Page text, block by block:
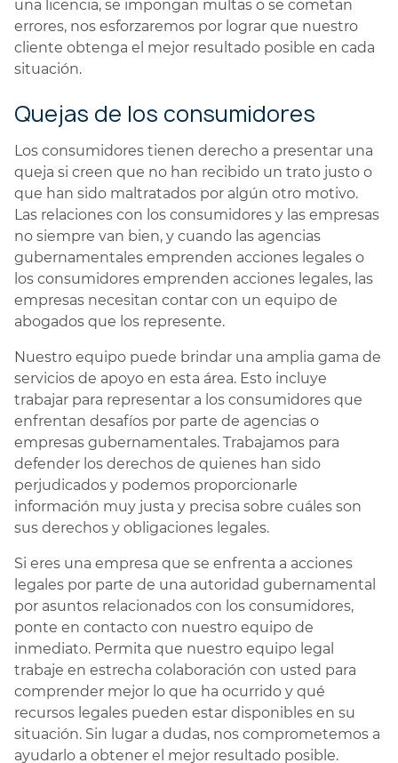
una licencia, se impongan multas o se cometan
errores, nos esforzaremos por lograr que nuestro
cliente obtenga el mejor resultado posible en cada
situación.
Quejas de los consumidores
Los consumidores tienen derecho a presentar una
queja si creen que no han recibido un trato justo o
que han sido maltratados por algún otro motivo.
Las relaciones con los consumidores y las empresas
no siempre van bien, y cuando las agencias
gubernamentales emprenden acciones legales o
los consumidores emprenden acciones legales, las
empresas necesitan contar con un equipo de
abogados que los represente.
Nuestro equipo puede brindar una amplia gama de
servicios de apoyo en esta área. Esto incluye
trabajar para representar a los consumidores que
enfrentan desafíos por parte de agencias o
empresas gubernamentales. Trabajamos para
defender los derechos de quienes han sido
perjudicados y podemos proporcionarle
información muy justa y precisa sobre cuáles son
sus derechos y obligaciones legales.
Si eres una empresa que se enfrenta a acciones
legales por parte de una autoridad gubernamental
por asuntos relacionados con los consumidores,
ponte en contacto con nuestro equipo de
inmediato. Permita que nuestro equipo legal
trabaje en estrecha colaboración con usted para
comprender mejor lo que ha ocurrido y qué
recursos legales pueden estar disponibles en su
situación. Sin lugar a dudas, nos comprometemos a
ayudarlo a obtener el mejor resultado posible.